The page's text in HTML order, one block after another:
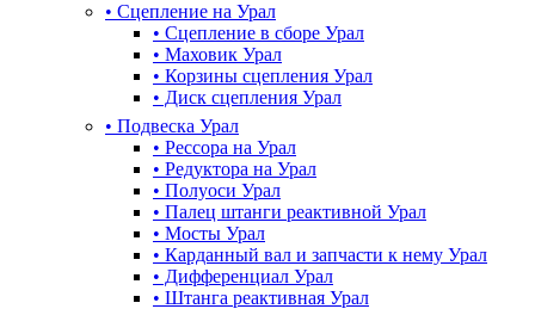
• Сцепление на Урал
• Сцепление в сборе Урал
• Маховик Урал
• Корзины сцепления Урал
• Диск сцепления Урал
• Подвеска Урал
• Рессора на Урал
• Редуктора на Урал
• Полуоси Урал
• Палец штанги реактивной Урал
• Мосты Урал
• Карданный вал и запчасти к нему Урал
• Дифференциал Урал
• Штанга реактивная Урал